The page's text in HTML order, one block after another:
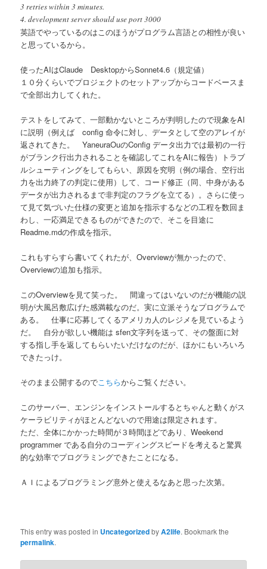
3 retries within 3 minutes.
4. development server should use port 3000
英語でやっているのはこのほうがプログラム言語との相性が良い
と思っているから。
使ったAIはClaude DesktopからSonnet4.6（規定値）
１０分くらいでプロジェクトのセットアップからコードベースま
で全部出力してくれた。
テストをしてみて、一部動かないところが判明したので現象をAI
に説明（例えば config 命令に対し、データとして空のアレイが
返されてきた。 YaneuraOuのConfig データ出力では最初の一行
がブランク行出力されることを確認してこれをAIに報告）トラブ
ルシューティングをしてもらい、原因を究明（例の場合、空行出
力を出力終了の判定に使用）して、コード修正（同、中身がある
データが出力されるまで非判定のフラグを立てる）。さらに使っ
て見て気づいた仕様の変更と追加を指示するなどの工程を数回ま
わし、一応満足できるものができたので、そこを目途に
Readme.mdの作成を指示。
これもすらすら書いてくれたが、Overviewが無かったので、
Overviewの追加も指示。
このOverviewを見て笑った。 間違ってはいないのだが機能の説
明が大風呂敷広げた感満載なのだ。実に立派そうなプログラムで
ある。 仕事に応募してくるアメリカ人のレジメを見ているよう
だ。 自分が欲しい機能は sfen文字列を送って、その盤面に対
する指し手を返してもらいたいだけなのだが、ほかにもいろいろ
できたっけ。
そのまま公開するのでこちらからご覧ください。
このサーバー、エンジンをインストールするとちゃんと動くがス
ケーラビリティがほとんどないので用途は限定されます。
ただ、全体にかかった時間が３時間ほどであり、Weekend
programmer である自分のコーディングスピードを考えると驚異
的な効率でプログラミングできたことになる。
ＡＩによるプログラミング意外と使えるなあと思った次第。
This entry was posted in UncategorizedbyA2life. Bookmark the
permalink.